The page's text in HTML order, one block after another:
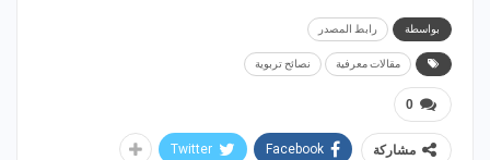
بواسطة رابط المصدر
مقالات معرفية نصائح تربوية
0
مشاركة Facebook
Twitter